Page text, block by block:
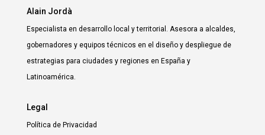
Alain Jordà
Especialista en desarrollo local y territorial. Asesora a alcaldes,
gobernadores y equipos técnicos en el diseño y despliegue de
estrategias para ciudades y regiones en España y
Latinoamérica.
Legal
Política de Privacidad